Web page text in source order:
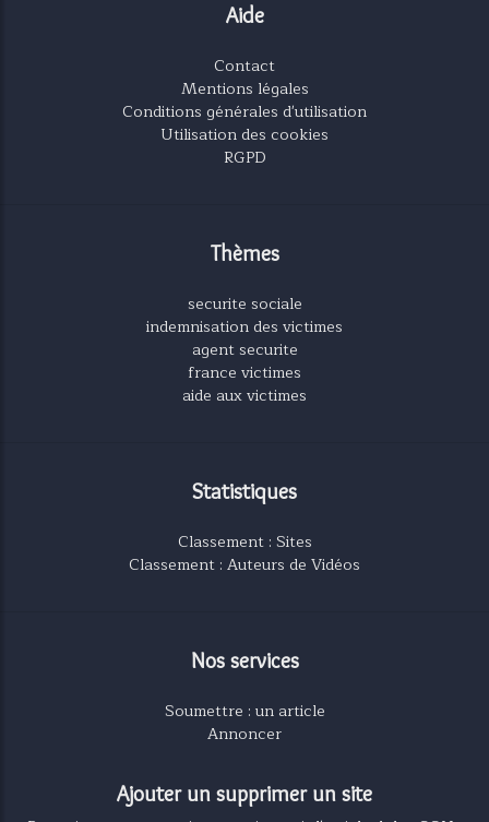
Aide
Contact
Mentions légales
Conditions générales d'utilisation
Utilisation des cookies
RGPD
Thèmes
securite sociale
indemnisation des victimes
agent securite
france victimes
aide aux victimes
Statistiques
Classement : Sites
Classement : Auteurs de Vidéos
Nos services
Soumettre : un article
Annoncer
Ajouter un supprimer un site